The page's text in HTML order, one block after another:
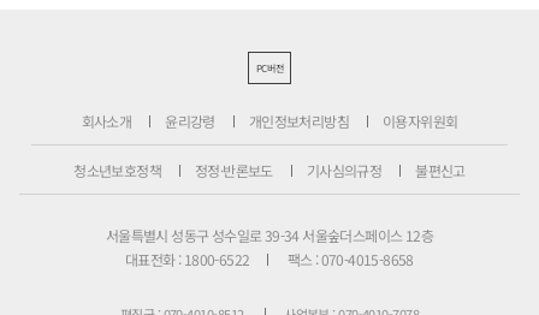
PC버전
회사소개 윤리강령 개인정보처리방침 이용자위원회
청소년보호정책 정정·반론보도 기사심의규정 불편신고
서울특별시 성동구 성수일로 39-34 서울숲더스페이스 12층
대표전화 : 1800-6522
팩스 : 070-4015-8658